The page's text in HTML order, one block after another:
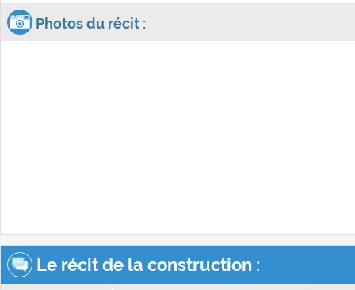
Photos du récit :
Le récit de la construction :